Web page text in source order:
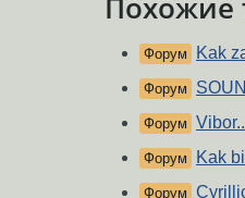
Похожие
Форум Kak
Форум
Форум
Форум Kak
Форум